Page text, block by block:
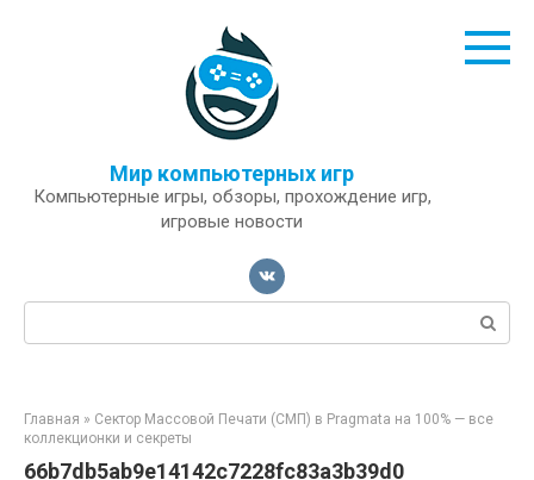
Мир компьютерных игр
Компьютерные игры, обзоры, прохождение игр,
игровые новости
Поиск:
Главная » Сектор Массовой Печати (СМП) в Pragmata на 100% — все
коллекционки и секреты
66b7db5ab9e14142c7228fc83a3b39d0